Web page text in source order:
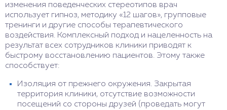
изменения поведенческих стереотипов врач
использует гипноз, методику «12 шагов», групповые
тренинги и другие способы терапевтического
воздействия. Комплексный подход и нацеленность на
результат всех сотрудников клиники приводят к
быстрому восстановлению пациентов. Этому также
способствует:
Изоляция от прежнего окружения. Закрытая
территория клиники, отсутствие возможности
посещений со стороны друзей (проведать могут